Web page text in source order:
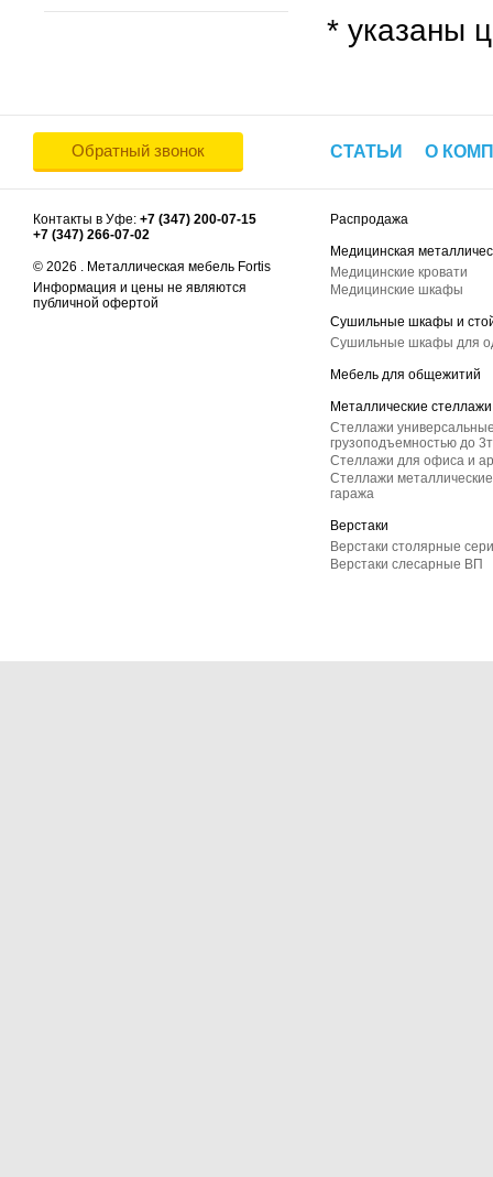
* указаны
Обратный звонок СТАТЬИ О
Контакты в Уфе: +7 (347) 200-07-15
+7 (347) 266-07-02
© 2026 . Металлическая мебель Fortis
Информация и цены не являются
публичной офертой
Распродажа
Медицинская
Медицинские кровати
Медицинские шкафы
Сушильные шкафы и
Сушильные шкафы для
Мебель для общежитий
Металлические стеллажи
Стеллажи
грузоподъемностью до
Стеллажи для офиса и
Стеллажи
гаража
Верстаки
Верстаки столярные
Верстаки слесарные ВП